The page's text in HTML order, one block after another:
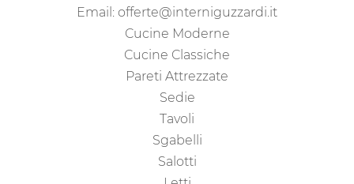
Email: offerte@interniguzzardi.it
Cucine Moderne
Cucine Classiche
Pareti Attrezzate
Sedie
Tavoli
Sgabelli
Salotti